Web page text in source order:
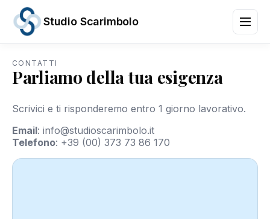
Studio Scarimbolo
Servizi
Attività
News
e
Scadenze
Chi
CONTATTI
Parliamo della tua esigenza
Scrivici e ti risponderemo entro 1 giorno lavorativo.
Email: info@studioscarimbolo.it
Telefono: +39 (00) 373 73 86 170